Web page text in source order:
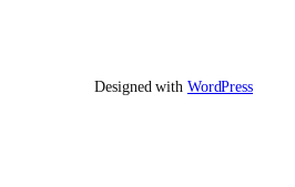
Designed with WordPress